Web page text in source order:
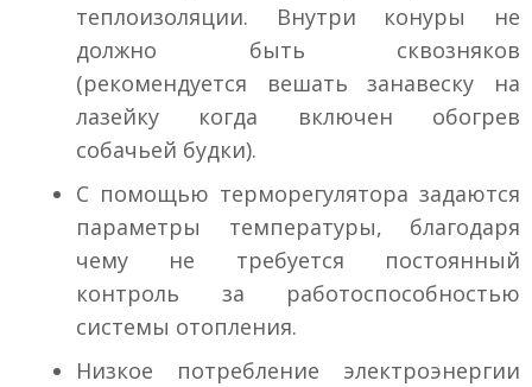
теплоизоляции. Внутри конуры не
должно быть сквозняков
(рекомендуется вешать занавеску на
лазейку когда включен обогрев
собачьей будки).
С помощью терморегулятора задаются
параметры температуры, благодаря
чему не требуется постоянный
контроль за работоспособностью
системы отопления.
Низкое потребление электроэнергии